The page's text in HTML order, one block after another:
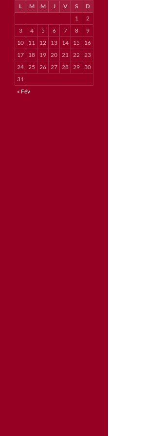
L M M J V S
D
1
2
3
4 5 6 7 8
9
10
11 12 13 14 15
16
17
18 19 20 21 22 23
24 25 26 27 28 29
30
31
« Fév